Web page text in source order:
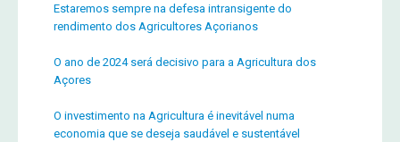
Estaremos sempre na defesa intransigente do
rendimento dos Agricultores Açorianos
O ano de 2024 será decisivo para a Agricultura dos
Açores
O investimento na Agricultura é inevitável numa
economia que se deseja saudável e sustentável